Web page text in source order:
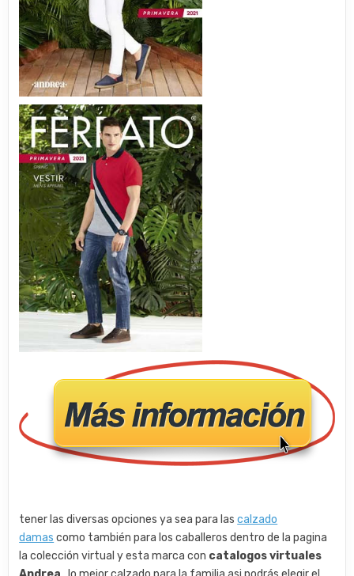
tener las diversas opciones ya sea para lascalzado
damas como también para los caballeros dentro de la pagina
la colección virtual y esta marca con catalogos virtuales